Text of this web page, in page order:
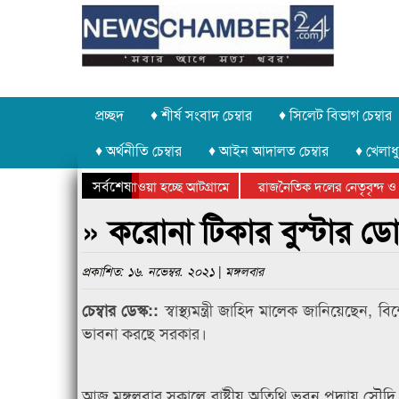
প্রচ্ছদ ♦ শীর্ষ সংবাদ চেম্বার ♦ সিলেট বিভাগ চেম্বার
♦ অর্থনীতি চেম্বার
♦ আইন আদালত চেম্বার ♦
সর্বশেষ
চুরি করে নিয়ে যাওয়া হচ্ছে আটগ্রামে রাজনৈতিক দলের নেতৃবৃন্দ ও
ক্রীড়া প্রতিযোগিতার পুরস্কার বিতরণ সম্পন্ন
সিলেটে বাংলাদেশ গ্রুপ
» করোনা টিকার বুস্টার
প্রকাশিত: ১৬. নভেম্বর. ২০২১ | মঙ্গলবার
চেম্বার ডেস্ক::স্বাস্থ্যমন্ত্রী জাহিদ মালেক
ভাবনা করছে সরকার।